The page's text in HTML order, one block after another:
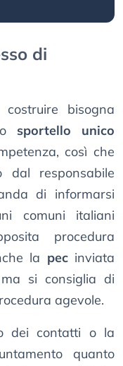
di
bisogna
sportello unico
così che
responsabile
di informarsi
comuni italiani
procedura
la pecinviata
si consiglia di
agevole.
dei contatti o la
quanto